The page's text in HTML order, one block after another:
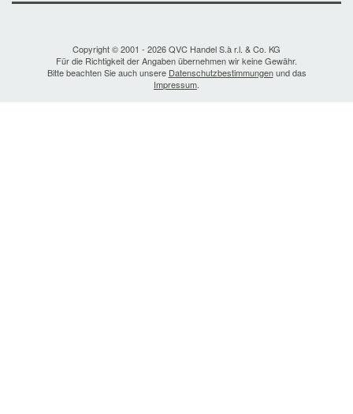
Copyright © 2001 - 2026 QVC Handel S.à r.l. & Co. KG
Für die Richtigkeit der Angaben übernehmen wir keine Gewähr.
Bitte beachten Sie auch unsere Datenschutzbestimmungenund das
Impressum.